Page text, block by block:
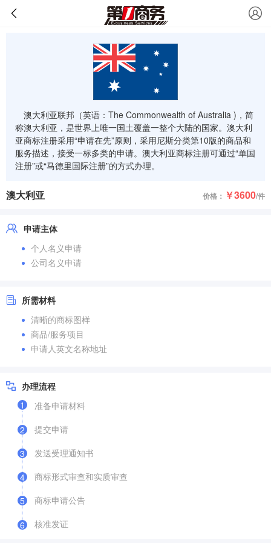
澳大利亚联邦（英语：The Commonwealth of Australia )，简
称澳大利亚，是世界上唯一国土覆盖一整个大陆的国家。澳大利
亚商标注册采用“申请在先”原则，采用尼斯分类第10版的商品和
服务描述，接受一标多类的申请。澳大利亚商标注册可通过“单国
注册”或“马德里国际注册”的方式办理。
澳大利亚 价格： ￥3600/件
申请主体
个人名义申请
公司名义申请
所需材料
清晰的商标图样
商品/服务项目
申请人英文名称地址
办理流程
1
准备申请材料
2
提交申请
3
发送受理通知书
4
商标形式审查和实质审查
5
商标申请公告
6 核准发证